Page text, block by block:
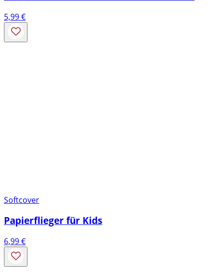
5,99€
Softcover
Papierflieger für Kids
6,99€